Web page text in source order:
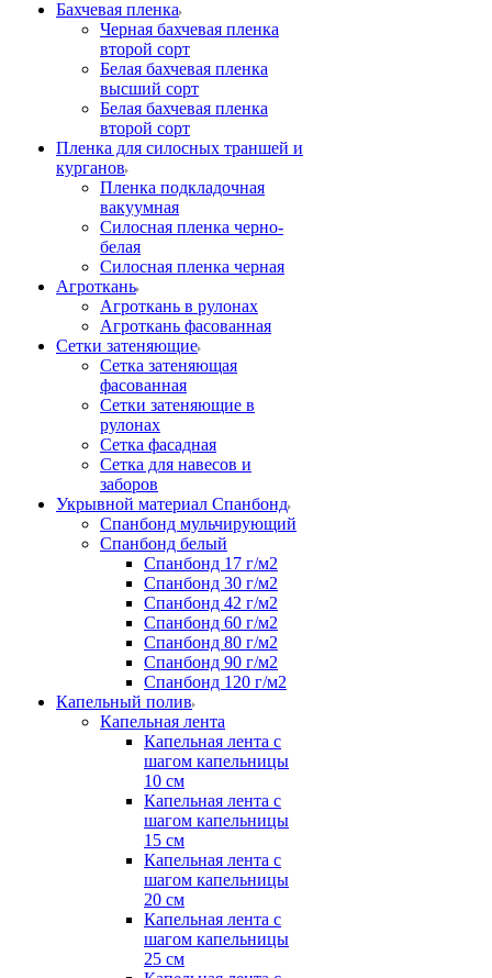
Бахчевая пленка
Черная бахчевая пленка
второй сорт
Белая бахчевая пленка
высший сорт
Белая бахчевая пленка
второй сорт
Пленка для силосных траншей и
курганов
Пленка подкладочная
вакуумная
Силосная пленка черно-
белая
Силосная пленка черная
Агроткань
Агроткань в рулонах
Агроткань фасованная
Сетки затеняющие
Сетка затеняющая
фасованная
Сетки затеняющие в
рулонах
Сетка фасадная
Сетка для навесов и
заборов
Укрывной материал Спанбонд
Спанбонд мульчирующий
Спанбонд белый
Спанбонд 17 г/м2
Спанбонд 30 г/м2
Спанбонд 42 г/м2
Спанбонд 60 г/м2
Спанбонд 80 г/м2
Спанбонд 90 г/м2
Спанбонд 120 г/м2
Капельный полив
Капельная лента
Капельная лента с
шагом капельницы
10 см
Капельная лента с
шагом капельницы
15 см
Капельная лента с
шагом капельницы
20 см
Капельная лента с
шагом капельницы
25 см